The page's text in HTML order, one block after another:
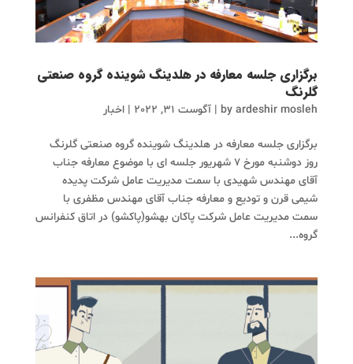
برگزاری جلسه معارفه در هلدینگ شوینده گروه صنعتی
گلرنگ
byardeshir mosleh
| آگوست 31, 2022 | اخبار
برگزاری جلسه معارفه در هلدینگ شوینده گروه صنعتی گلرنگ
روز دوشنبه مورخ 7 شهریور جلسه ای با موضوع معارفه جناب
آقای مهندس شهیدی با سمت مدیریت عامل شرکت پدیده
شیمی قرن و تودیع و معارفه جناب آقای مهندس مظفری با
سمت مدیریت عامل شرکت پاکان بهشو(پاکشو) در اتاق کنفرانس
گروه...